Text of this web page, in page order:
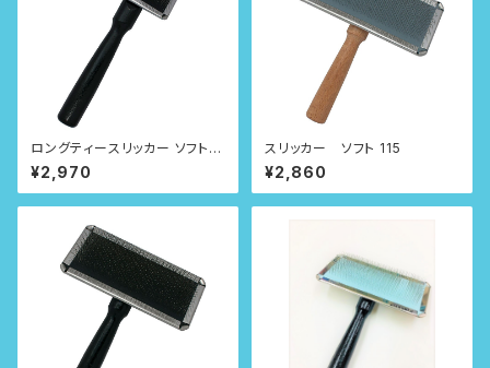
ロングティースリッカー ソフト 6
0
¥2,970
スリッカー ソフト 115
¥2,860